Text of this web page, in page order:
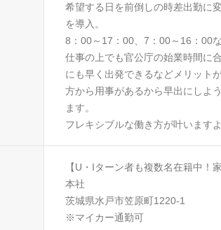
希望する日を前倒しの時差出勤に
を導入。
8：00～17：00、7：00～16：00
仕事の上でも官公庁の始業時間に
にも早く出発できるなどメリット
方から用事があるから早出にしよ
ます。
フレキシブルな働き方が叶いますよ
【U・Iターン者も複数名在籍中！
本社
茨城県水戸市笠原町1220-1
※マイカー通勤可